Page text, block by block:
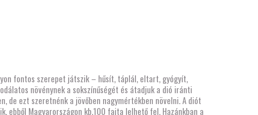
fontos szerepet játszik – hűsít, táplál, eltart, gyógyít,
növénynek a sokszínűségét és átadjuk a dió iránti
ezt szeretnénk a jövőben nagymértékben növelni. A diót
Magyarországon kb.100 fajta lelhető fel. Hazánkban a